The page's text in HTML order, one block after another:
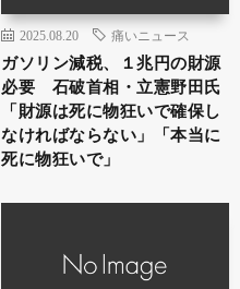
2025.08.20 痛いニュース
ガソリン減税、１兆円の財源
必要 石破首相・立憲野田氏
「財源は死に物狂いで確保し
なければならない」「本当に
死に物狂いで」